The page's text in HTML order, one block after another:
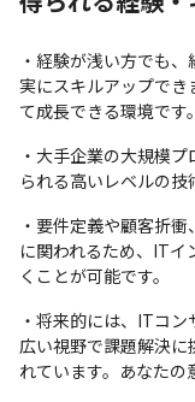
・経験が浅い方でも
実にスキルアップでき
て成長できる環境です。
・大手企業の大規模
られる高いレベルの技
・要件定義や顧客折
に関われるため、IT
くことが可能です。
・将来的には、ITコ
広い視野で課題解決
れています。あなたの